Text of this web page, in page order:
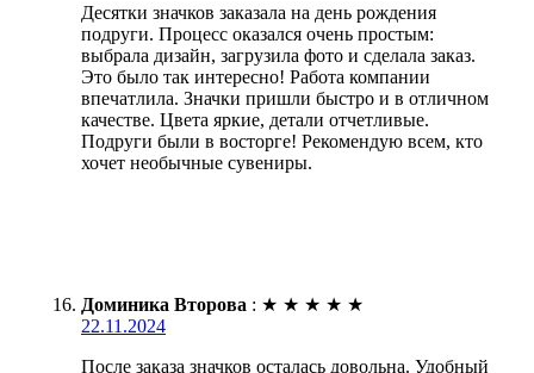
Десятки значков заказала на день рождения
подруги. Процесс оказался очень простым:
выбрала дизайн, загрузила фото и сделала заказ.
Это было так интересно! Работа компании
впечатлила. Значки пришли быстро и в отличном
качестве. Цвета яркие, детали отчетливые.
Подруги были в восторге! Рекомендую всем, кто
хочет необычные сувениры.
Доминика Второва : ★ ★ ★ ★ ★
22.11.2024
После заказа значков осталась довольна. Удобный